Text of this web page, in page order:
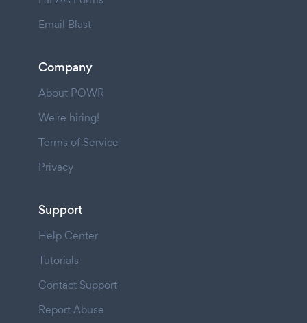
Email Blast
Company
About POWR
We're hiring!
Terms of Service
Privacy
Support
Help Center
Tutorials
Contact Support
Report Abuse